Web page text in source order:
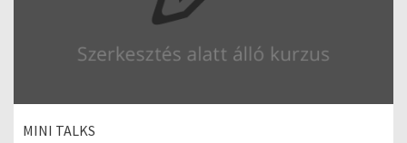
MINI TALKS